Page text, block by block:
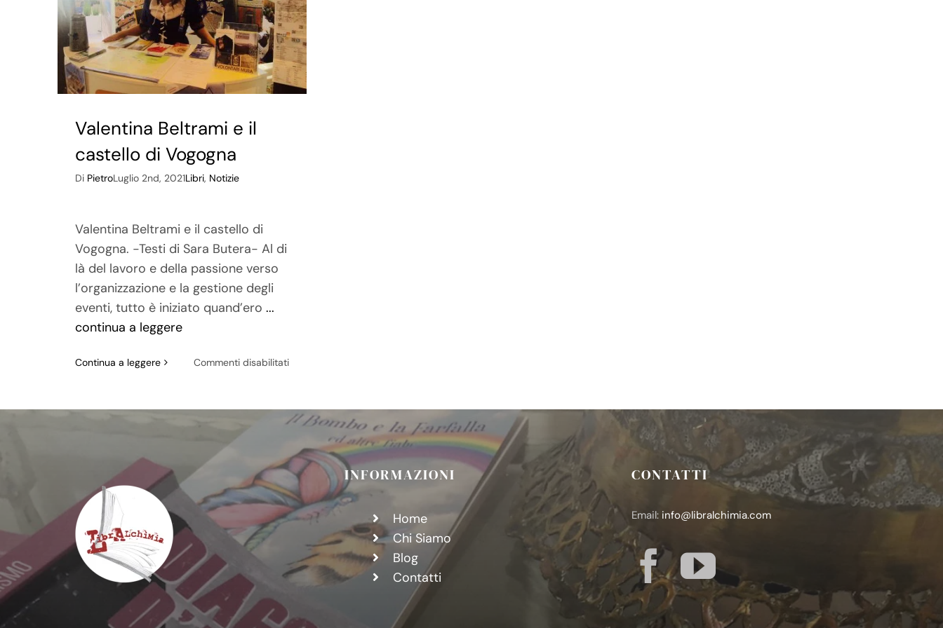
Valentina Beltrami e il
castello di Vogogna
Di PietroLuglio 2nd, 2021Libri, Notizie
Valentina Beltrami e il castello di
Vogogna. -Testi di Sara Butera- Al di
là del lavoro e della passione verso
l’organizzazione e la gestione degli
eventi, tutto è iniziato quand’ero...
continua a leggere
Continua a leggere Commenti disabilitatisu
e
il
di
Vogogna
INFORMAZIONI
Home
Chi Siamo
Blog
Contatti
CONTATTI
Email: info@libralchimia.com